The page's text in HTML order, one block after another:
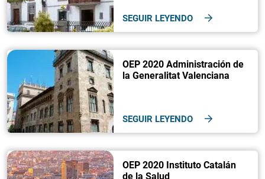
SEGUIR LEYENDO
OEP 2020 Administración de
la Generalitat Valenciana
SEGUIR LEYENDO
OEP 2020 Instituto Catalán
de la Salud